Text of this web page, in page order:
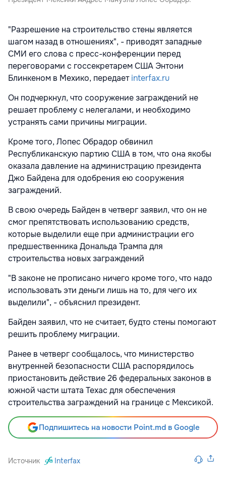
"Разрешение на строительство стены является
шагом назад в отношениях", - приводят западные
СМИ его слова с пресс-конференции перед
переговорами с госсекретарем США Энтони
Блинкеном в Мехико, передаетinterfax.ru
Он подчеркнул, что сооружение заграждений не
решает проблему с нелегалами, и необходимо
устранять сами причины миграции.
Кроме того, Лопес Обрадор обвинил
Республиканскую партию США в том, что она якобы
оказала давление на администрацию президента
Джо Байдена для одобрения ею сооружения
заграждений.
В свою очередь Байден в четверг заявил, что он не
смог препятствовать использованию средств,
которые выделили еще при администрации его
предшественника Дональда Трампа для
строительства новых заграждений
"В законе не прописано ничего кроме того, что надо
использовать эти деньги лишь на то, для чего их
выделили", - объяснил президент.
Байден заявил, что не считает, будто стены помогают
решить проблему миграции.
Ранее в четверг сообщалось, что министерство
внутренней безопасности США распорядилось
приостановить действие 26 федеральных законов в
южной части штата Техас для обеспечения
строительства заграждений на границе с Мексикой.
Подпишитесь на новости Point.md в Google
Источник Interfax